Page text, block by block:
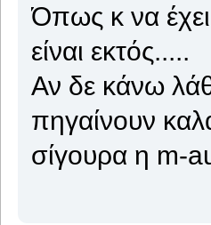
Όπως κ να
είναι εκτός.....
Αν δε κάνω
πηγαίνουν
σίγουρα η m-